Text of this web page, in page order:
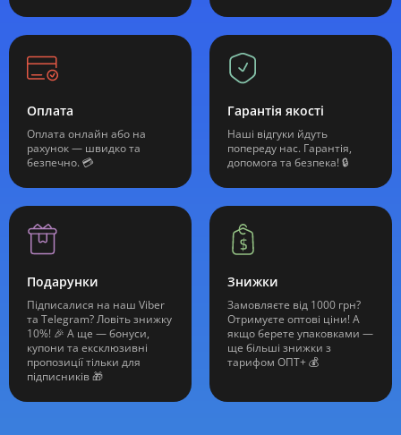
Оплата
Оплата онлайн або на
рахунок — швидко та
безпечно. 💳
Гарантія якості
Наші відгуки йдуть
попереду нас. Гарантія,
допомога та безпека! 🔒
Подарунки
Підписалися на наш Viber
та Telegram? Ловіть знижку
10%! 🎉 А ще — бонуси,
купони та ексклюзивні
пропозиції тільки для
підписників 🎁
Знижки
Замовляєте від 1000 грн?
Отримуєте оптові ціни! А
якщо берете упаковками —
ще більші знижки з
тарифом ОПТ+ 💰